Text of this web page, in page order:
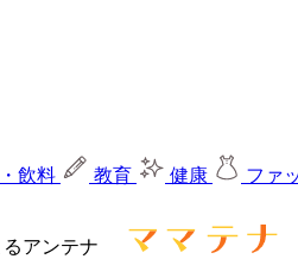
飲料 教育 健康 ファ
アンテナ